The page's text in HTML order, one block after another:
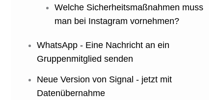
Welche Sicherheitsmaßnahmen muss
man bei Instagram vornehmen?
WhatsApp - Eine Nachricht an ein
Gruppenmitglied senden
Neue Version von Signal - jetzt mit
Datenübernahme